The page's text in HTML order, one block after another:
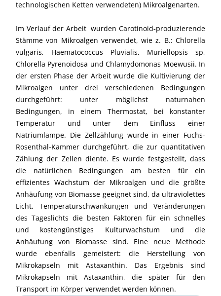
technologischen Ketten verwendeten) Mikroalgenarten.
Im Verlauf der Arbeit wurden Carotinoid-produzierende
Stämme von Mikroalgen verwendet, wie z. B.: Chlorella
vulgaris, Haematococcus Pluvialis, Muriellopsis sp,
Chlorella Pyrenoidosa und Chlamydomonas Moewusii. In
der ersten Phase der Arbeit wurde die Kultivierung der
Mikroalgen unter drei verschiedenen Bedingungen
durchgeführt: unter möglichst naturnahen
Bedingungen, in einem Thermostat, bei konstanter
Temperatur und unter dem Einfluss einer
Natriumlampe. Die Zellzählung wurde in einer Fuchs-
Rosenthal-Kammer durchgeführt, die zur quantitativen
Zählung der Zellen diente. Es wurde festgestellt, dass
die natürlichen Bedingungen am besten für ein
effizientes Wachstum der Mikroalgen und die größte
Anhäufung von Biomasse geeignet sind, da ultraviolettes
Licht, Temperaturschwankungen und Veränderungen
des Tageslichts die besten Faktoren für ein schnelles
und kostengünstiges Kulturwachstum und die
Anhäufung von Biomasse sind. Eine neue Methode
wurde ebenfalls gemeistert: die Herstellung von
Mikrokapseln mit Astaxanthin. Das Ergebnis sind
Mikrokapseln mit Astaxanthin, die später für den
Transport im Körper verwendet werden können.